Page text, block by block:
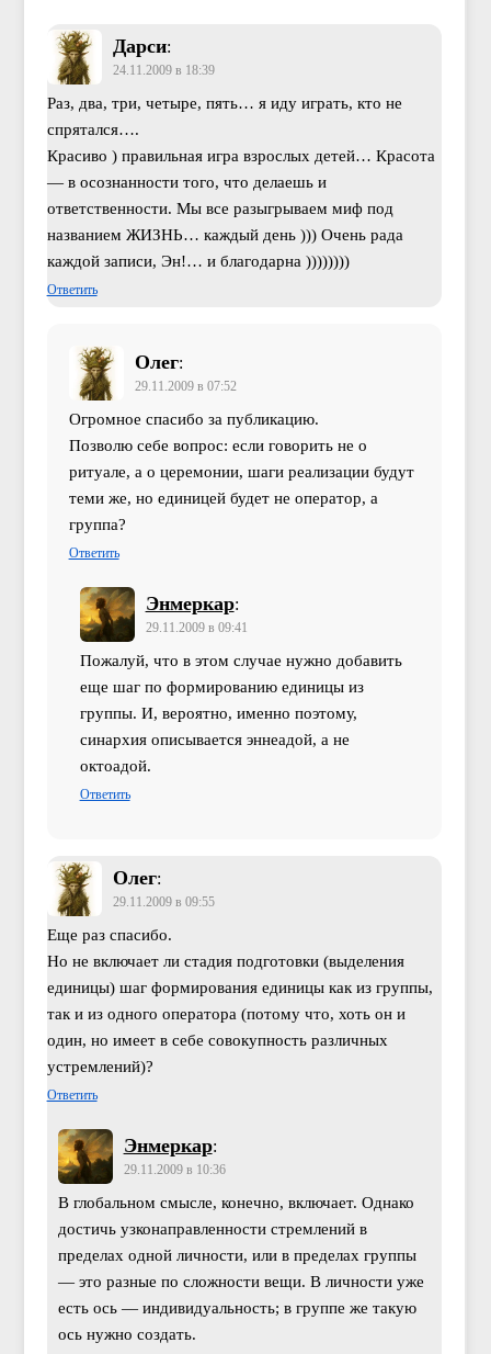
Дарси:
24.11.2009 в 18:39
Раз, два, три, четыре, пять… я иду играть, кто не
спрятался….
Красиво ) правильная игра взрослых детей… Красота
— в осознанности того, что делаешь и
ответственности. Мы все разыгрываем миф под
названием ЖИЗНЬ… каждый день ))) Очень рада
каждой записи, Эн!… и благодарна ))))))))
Ответить
Олег:
29.11.2009 в 07:52
Огромное спасибо за публикацию.
Позволю себе вопрос: если говорить не о
ритуале, а о церемонии, шаги реализации будут
теми же, но единицей будет не оператор, а
группа?
Ответить
Энмеркар:
29.11.2009 в 09:41
Пожалуй, что в этом случае нужно добавить
еще шаг по формированию единицы из
группы. И, вероятно, именно поэтому,
синархия описывается эннеадой, а не
октоадой.
Ответить
Олег:
29.11.2009 в 09:55
Еще раз спасибо.
Но не включает ли стадия подготовки (выделения
единицы) шаг формирования единицы как из группы,
так и из одного оператора (потому что, хоть он и
один, но имеет в себе совокупность различных
устремлений)?
Ответить
Энмеркар:
29.11.2009 в 10:36
В глобальном смысле, конечно, включает. Однако
достичь узконаправленности стремлений в
пределах одной личности, или в пределах группы
— это разные по сложности вещи. В личности уже
есть ось — индивидуальность; в группе же такую
ось нужно создать.